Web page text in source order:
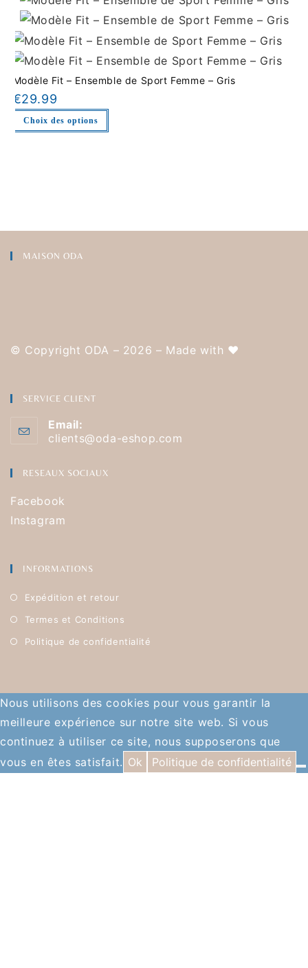
Modèle Fit – Ensemble de Sport Femme – Gris
€29.99
Choix des options
MAISON ODA
© Copyright ODA – 2026 – Made with ❤️
SERVICE CLIENT
Email:
clients@oda-eshop.com
RESEAUX SOCIAUX
Facebook
Instagram
INFORMATIONS
Expédition et retour
Termes et Conditions
Politique de confidentialité
Nous utilisons des cookies pour vous garantir la
meilleure expérience sur notre site web. Si vous
continuez à utiliser ce site, nous supposerons que
vous en êtes satisfait. Ok Politique de confidentialité